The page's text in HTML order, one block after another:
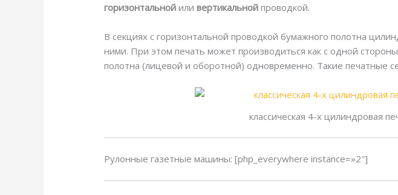
горизонтальной иливертикальной проводкой.
В секциях с горизонтальной проводкой бумажного полотна
ними. При этом печать может производиться как с одной
полотна (лицевой и оборотной) одновременно. Такие печатные
классическая 4-х цилиндровая
Рулонные газетные машины: [php_everywhere instance=»2″]